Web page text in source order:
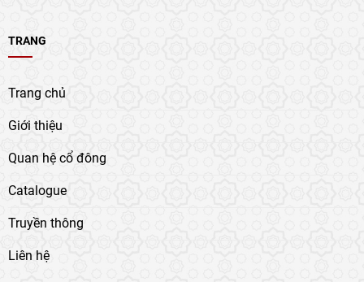
TRANG
Trang chủ
Giới thiệu
Quan hệ cổ đông
Catalogue
Truyền thông
Liên hệ